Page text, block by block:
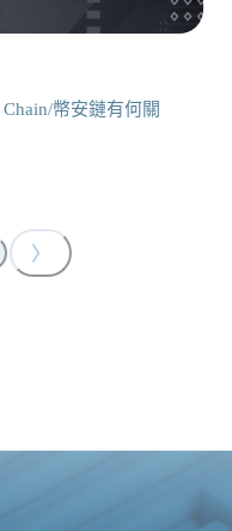
幣安鏈有何關
〉